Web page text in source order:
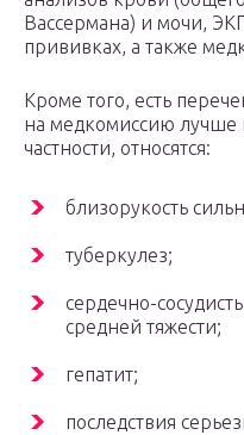
Вассермана) и мочи,
прививках, а также
Кроме того, есть
на медкомиссию лучше
частности, относятся:
близорукость
туберкулез;
сердечно-
средней тяжести;
гепатит;
последствия